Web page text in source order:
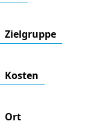
Ziel­gruppe
Kosten
Ort